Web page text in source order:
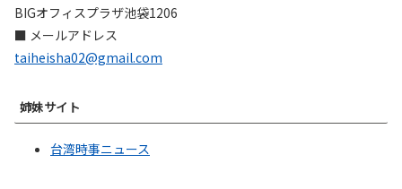
BIGオフィスプラザ池袋1206
■ メールアドレス
taiheisha02@gmail.com
姉妹サイト
台湾時事ニュース